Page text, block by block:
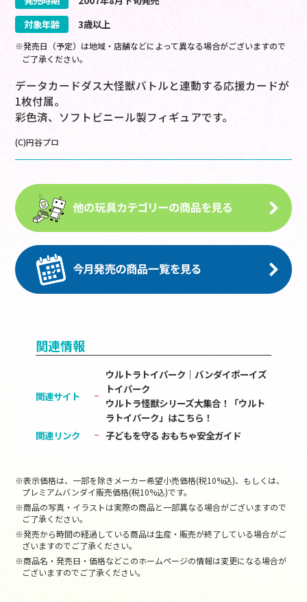
対象年齢
3歳以上
※発売日（予定）は地域・店舗などによって異なる場合がございますので
ご了承ください。
データカードダス大怪獣バトルと連動する応援カードが
1枚付属。
彩色済、ソフトビニール製フィギュアです。
(C)円谷プロ
関連情報
関連サイト
ウルトラトイパーク｜バンダイボーイズ
トイパーク
ウルトラ怪獣シリーズ大集合！「ウルト
ラトイパーク」はこちら！
関連リンク
子どもを守る おもちゃ安全ガイド
※表示価格は、一部を除きメーカー希望小売価格(税10%込)、もしくは、
プレミアムバンダイ販売価格(税10%込)です。
※商品の写真・イラストは実際の商品と一部異なる場合がございますので
ご了承ください。
※発売から時間の経過している商品は生産・販売が終了している場合がご
ざいますのでご了承ください。
※商品名・発売日・価格などこのホームページの情報は変更になる場合が
ございますのでご了承ください。